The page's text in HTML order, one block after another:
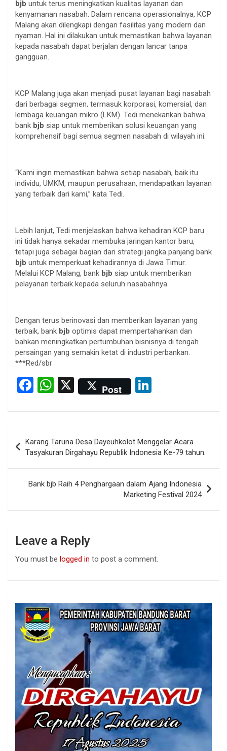
bjb untuk terus meningkatkan kualitas layanan dan
kenyamanan nasabah. Dalam rencana operasionalnya, KCP
Malang akan dilengkapi dengan fasilitas yang modern dan
nyaman. Hal ini dilakukan untuk memastikan bahwa layanan
kepada nasabah dapat berjalan dengan lancar tanpa
gangguan.
KCP Malang juga akan menjadi pusat layanan bagi nasabah
dari berbagai segmen, termasuk korporasi, komersial, dan
lembaga keuangan mikro (LKM). Tedi menekankan bahwa
bank bjb siap untuk memberikan solusi keuangan yang
komprehensif bagi semua segmen nasabah di wilayah ini.
“Kami ingin memastikan bahwa setiap nasabah, baik itu
individu, UMKM, maupun perusahaan, mendapatkan layanan
yang terbaik dari kami,” kata Tedi.
Lebih lanjut, Tedi menjelaskan bahwa kehadiran KCP baru
ini tidak hanya sekadar membuka jaringan kantor baru,
tetapi juga sebagai bagian dari strategi jangka panjang bank
bjb untuk memperkuat kehadirannya di Jawa Timur.
Melalui KCP Malang, bank bjb siap untuk memberikan
pelayanan terbaik kepada seluruh nasabahnya.
Dengan terus berinovasi dan memberikan layanan yang
terbaik, bank bjb optimis dapat mempertahankan dan
bahkan meningkatkan pertumbuhan bisnisnya di tengah
persaingan yang semakin ketat di industri perbankan.
***Red/sbr
F
ce
o
o
k
W
at
s
A
p
p
X Post
ke
dI
n
navigation
Karang Taruna Desa Dayeuhkolot Menggelar Acara
Tasyakuran Dirgahayu Republik Indonesia Ke-79 tahun.
Bank bjb Raih 4 Penghargaan dalam Ajang Indonesia
Marketing Festival 2024
Leave a Reply
You must be logged in to post a comment.